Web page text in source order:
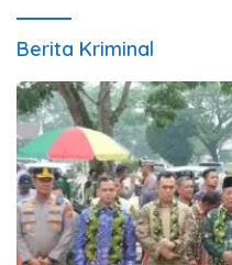
Berita Kriminal